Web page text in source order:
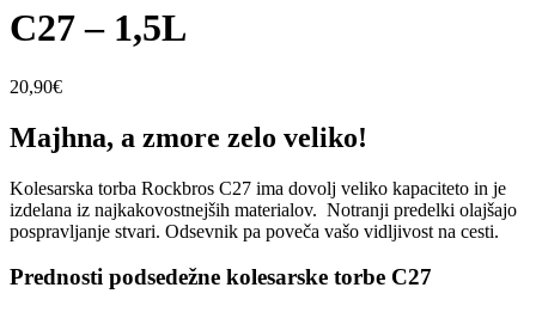
C27 – 1,5L
20,90€
Majhna, a zmore zelo veliko!
Kolesarska torba Rockbros C27 ima dovolj veliko kapaciteto in je
izdelana iz najkakovostnejših materialov. Notranji predelki olajšajo
pospravljanje stvari. Odsevnik pa poveča vašo vidljivost na cesti.
Prednosti podsedežne kolesarske torbe C27